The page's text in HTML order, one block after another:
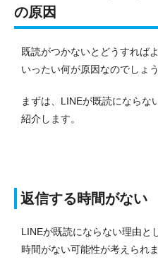
の原因
既読がつかないとどうすれば
いったい何が原因なのでしょう
まずは、LINEが既読にならな
紹介します。
返信する時間がない
LINEが既読にならない理由と
時間がない可能性が考えられま